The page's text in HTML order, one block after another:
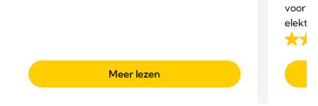
153
beoordelingen
Meer lezen
voor
tijdens
4.3
van
de